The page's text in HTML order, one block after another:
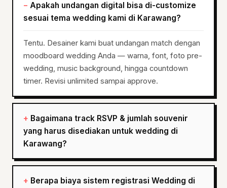
Apakah undangan digital bisa di-customize
sesuai tema wedding kami di Karawang?
Tentu. Desainer kami buat undangan match dengan
moodboard wedding Anda — warna, font, foto pre-
wedding, music background, hingga countdown
timer. Revisi unlimited sampai approve.
Bagaimana track RSVP & jumlah souvenir
yang harus disediakan untuk wedding di
Karawang?
Berapa biaya sistem registrasi Wedding di